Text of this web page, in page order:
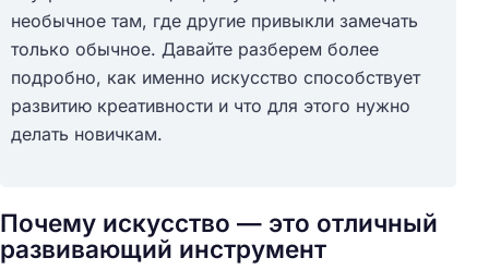
необычное там, где другие привыкли замечать
только обычное. Давайте разберем более
подробно, как именно искусство способствует
развитию креативности и что для этого нужно
делать новичкам.
Почему искусство — это отличный
развивающий инструмент